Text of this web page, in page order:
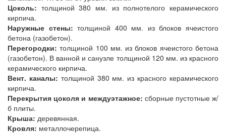
Цоколь: толщиной 380 мм. из полнотелого керамического
кирпича.
Наружные стены: толщиной 400 мм. из блоков ячеистого
бетона (газобетон).
Перегородки: толщиной 100 мм. из блоков ячеистого бетона
(газобетон). В ванной и санузле толщиной 120 мм. из красного
керамического кирпича.
Вент. каналы: толщиной 380 мм. из красного керамического
кирпича.
Перекрытия цоколя и междуэтажное: сборные пустотные ж/
б плиты.
Крыша: деревянная.
Кровля: металлочерепица.